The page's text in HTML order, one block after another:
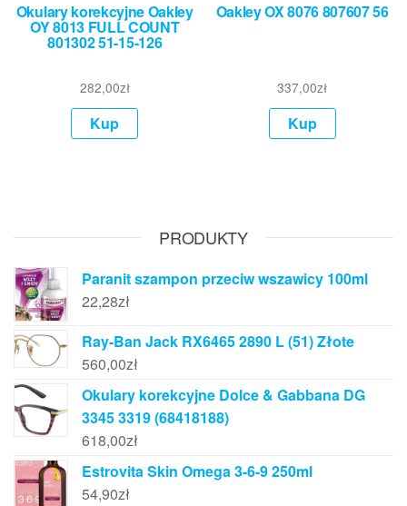
Okulary korekcyjne Oakley
OY 8013 FULL COUNT
801302 51-15-126
282,00zł
Kup
Oakley OX 8076 807607 56
337,00zł
Kup
PRODUKTY
Paranit szampon przeciw wszawicy 100ml
22,28zł
Ray-Ban Jack RX6465 2890 L (51) Złote
560,00zł
Okulary korekcyjne Dolce & Gabbana DG
3345 3319 (68418188)
618,00zł
Estrovita Skin Omega 3-6-9 250ml
54,90zł